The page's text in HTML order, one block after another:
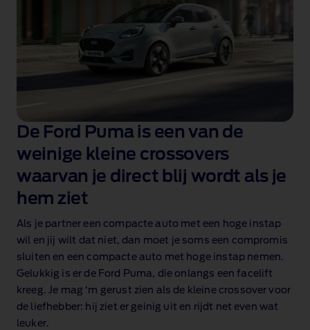
De Ford Puma is een van de
weinige kleine crossovers
waarvan je direct blij wordt als je
hem ziet
Als je partner een compacte auto met een hoge instap
wil en jij wilt dat niet, dan moet je soms een compromis
sluiten en een compacte auto met hoge instap nemen.
Gelukkig is er de Ford Puma, die onlangs een facelift
kreeg. Je mag ‘m gerust zien als de kleine crossover voor
de liefhebber: hij ziet er geinig uit en rijdt net even wat
leuker.